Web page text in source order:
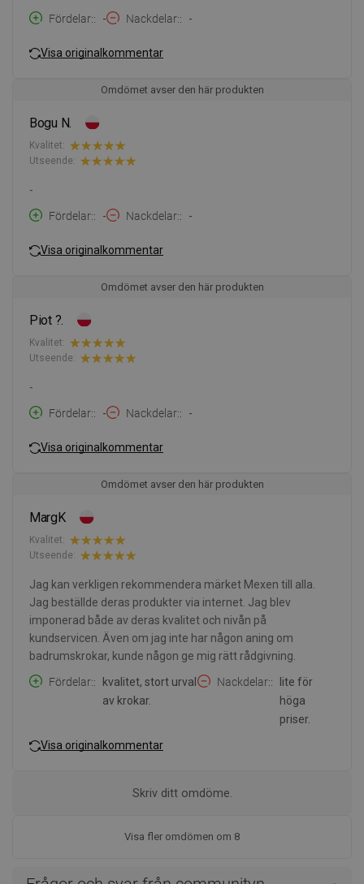
Fördelar:
- Nackdelar: -
Visa originalkommentar
Omdömet avser den här produkten
Bogu N.
Kvalitet:
Utseende:
-
Fördelar:
- Nackdelar: -
Visa originalkommentar
Omdömet avser den här produkten
Piot ?.
Kvalitet:
Utseende:
-
Fördelar:
- Nackdelar: -
Visa originalkommentar
Omdömet avser den här produkten
MargK
Kvalitet:
Utseende:
Jag kan verkligen rekommendera märket Mexen till alla.
Jag beställde deras produkter via internet. Jag blev
imponerad både av deras kvalitet och nivån på
kundservicen. Även om jag inte har någon aning om
badrumskrokar, kunde någon ge mig rätt rådgivning.
Fördelar:
kvalitet, stort urval
av krokar.
Nackdelar:
lite för
höga
priser.
Visa originalkommentar
Visa fler omdömen om 8
Skriv ditt omdöme.